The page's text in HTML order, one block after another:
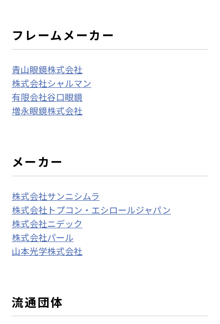
フレームメーカー
青山眼鏡株式会社
株式会社シャルマン
有限会社谷口眼鏡
増永眼鏡株式会社
メーカー
株式会社サンニシムラ
株式会社トプコン・エシロールジャパン
株式会社ニデック
株式会社パール
山本光学株式会社
流通団体